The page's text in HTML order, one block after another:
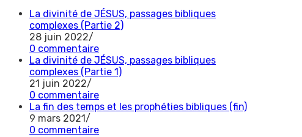
La divinité de JÉSUS, passages bibliques
complexes (Partie 2)
28 juin 2022/
0 commentaire
La divinité de JÉSUS, passages bibliques
complexes (Partie 1)
21 juin 2022/
0 commentaire
La fin des temps et les prophéties bibliques (fin)
9 mars 2021/
0 commentaire